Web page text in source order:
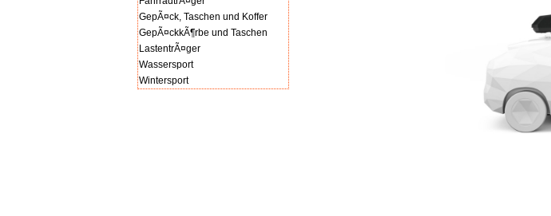
GepÃ¤ck, Taschen und Koffer
GepÃ¤ckkÃ¶rbe und Taschen
LastentrÃ¤ger
Wassersport
Wintersport